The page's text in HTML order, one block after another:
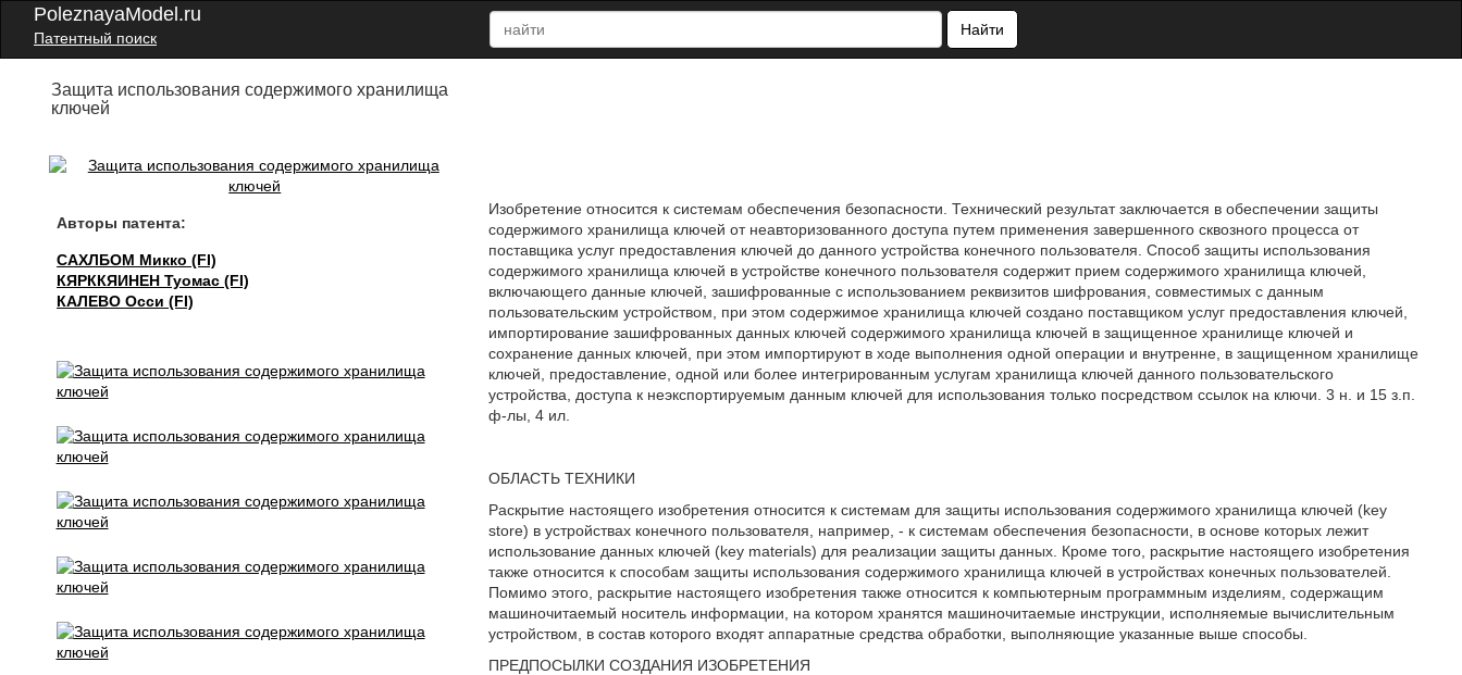
PoleznayaModel.ru
Патентный поиск
Найти
Защита использования содержимого хранилища
ключей
Авторы патента:
САХЛБОМ Микко (FI)
КЯРККЯИНЕН Туомас (FI)
КАЛЕВО Осси (FI)
Изобретение относится к системам обеспечения безопасности. Технический результат заключается в обеспечении защиты
содержимого хранилища ключей от неавторизованного доступа путем применения завершенного сквозного процесса от
поставщика услуг предоставления ключей до данного устройства конечного пользователя. Способ защиты использования
содержимого хранилища ключей в устройстве конечного пользователя содержит прием содержимого хранилища ключей,
включающего данные ключей, зашифрованные с использованием реквизитов шифрования, совместимых с данным
пользовательским устройством, при этом содержимое хранилища ключей создано поставщиком услуг предоставления ключей,
импортирование зашифрованных данных ключей содержимого хранилища ключей в защищенное хранилище ключей и
сохранение данных ключей, при этом импортируют в ходе выполнения одной операции и внутренне, в защищенном хранилище
ключей, предоставление, одной или более интегрированным услугам хранилища ключей данного пользовательского
устройства, доступа к неэкспортируемым данным ключей для использования только посредством ссылок на ключи. 3 н. и 15 з.п.
ф-лы, 4 ил.
ОБЛАСТЬ ТЕХНИКИ
Раскрытие настоящего изобретения относится к системам для защиты использования содержимого хранилища ключей (key
store) в устройствах конечного пользователя, например, - к системам обеспечения безопасности, в основе которых лежит
использование данных ключей (key materials) для реализации защиты данных. Кроме того, раскрытие настоящего изобретения
также относится к способам защиты использования содержимого хранилища ключей в устройствах конечных пользователей.
Помимо этого, раскрытие настоящего изобретения также относится к компьютерным программным изделиям, содержащим
машиночитаемый носитель информации, на котором хранятся машиночитаемые инструкции, исполняемые вычислительным
устройством, в состав которого входят аппаратные средства обработки, выполняющие указанные выше способы.
ПРЕДПОСЫЛКИ СОЗДАНИЯ ИЗОБРЕТЕНИЯ